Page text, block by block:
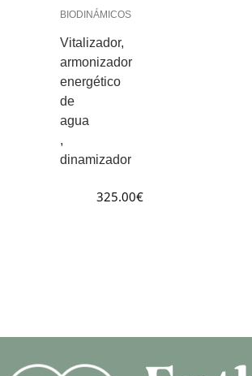
BIODINÁMICOS
Vitalizador,
armonizador
energético
de
agua
,
dinamizador
325.00€